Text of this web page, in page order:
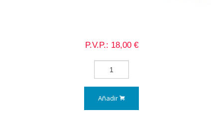
P.V.P.: 18,00 €
Añadir